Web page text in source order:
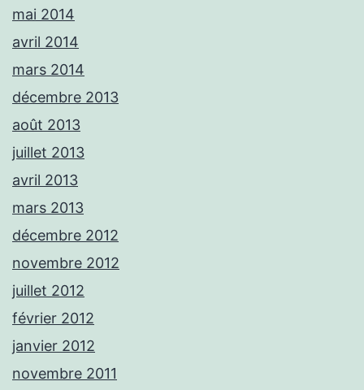
mai 2014
avril 2014
mars 2014
décembre 2013
août 2013
juillet 2013
avril 2013
mars 2013
décembre 2012
novembre 2012
juillet 2012
février 2012
janvier 2012
novembre 2011